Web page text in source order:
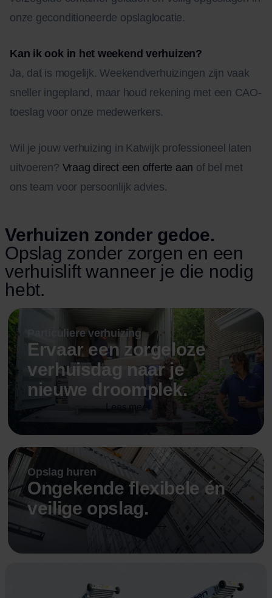
onze geconditioneerde opslaglocatie.
Kan ik ook in het weekend verhuizen?
Ja, dat is mogelijk. Weekendverhuizingen zijn vaak
sneller ingepland, maar houd rekening met een CAO-
toeslag voor onze medewerkers.
Wil je jouw verhuizing in Katwijk professioneel laten
uitvoeren? Vraag direct een offerte aan of bel met
ons team voor persoonlijk advies.
Verhuizen zonder gedoe.
Opslag zonder zorgen en een
verhuislift wanneer je die nodig
hebt.
Particuliere verhuizing
Ervaar een zorgeloze
verhuisdag naar je
nieuwe droomplek.
Lees meer
Opslag huren
Ongekende flexibele én
veilige opslag.
Lees meer